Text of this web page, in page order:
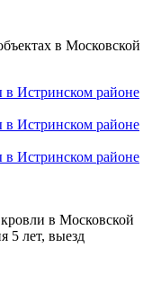
в Московской
в Московской
5 лет, выезд